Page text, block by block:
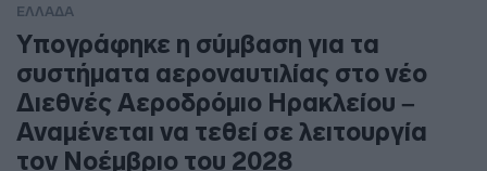
ΕΛΛΑΔΑ
Υπογράφηκε η σύμβαση για τα
συστήματα αεροναυτιλίας στο νέο
Διεθνές Αεροδρόμιο Ηρακλείου –
Αναμένεται να τεθεί σε λειτουργία
τον Νοέμβριο του 2028